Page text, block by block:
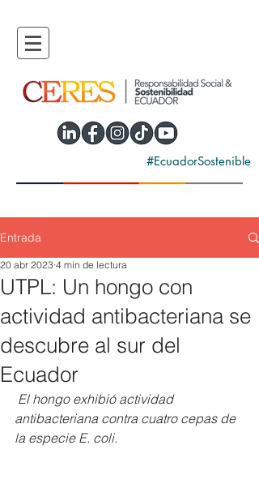
#EcuadorSostenible
Entrada
UTPL: Un hongo con
actividad antibacteriana se
descubre al sur del
Ecuador
20 abr 2023 4 min de lectura
antibacteriana contra cuatro cepas de
la especie E. coli.